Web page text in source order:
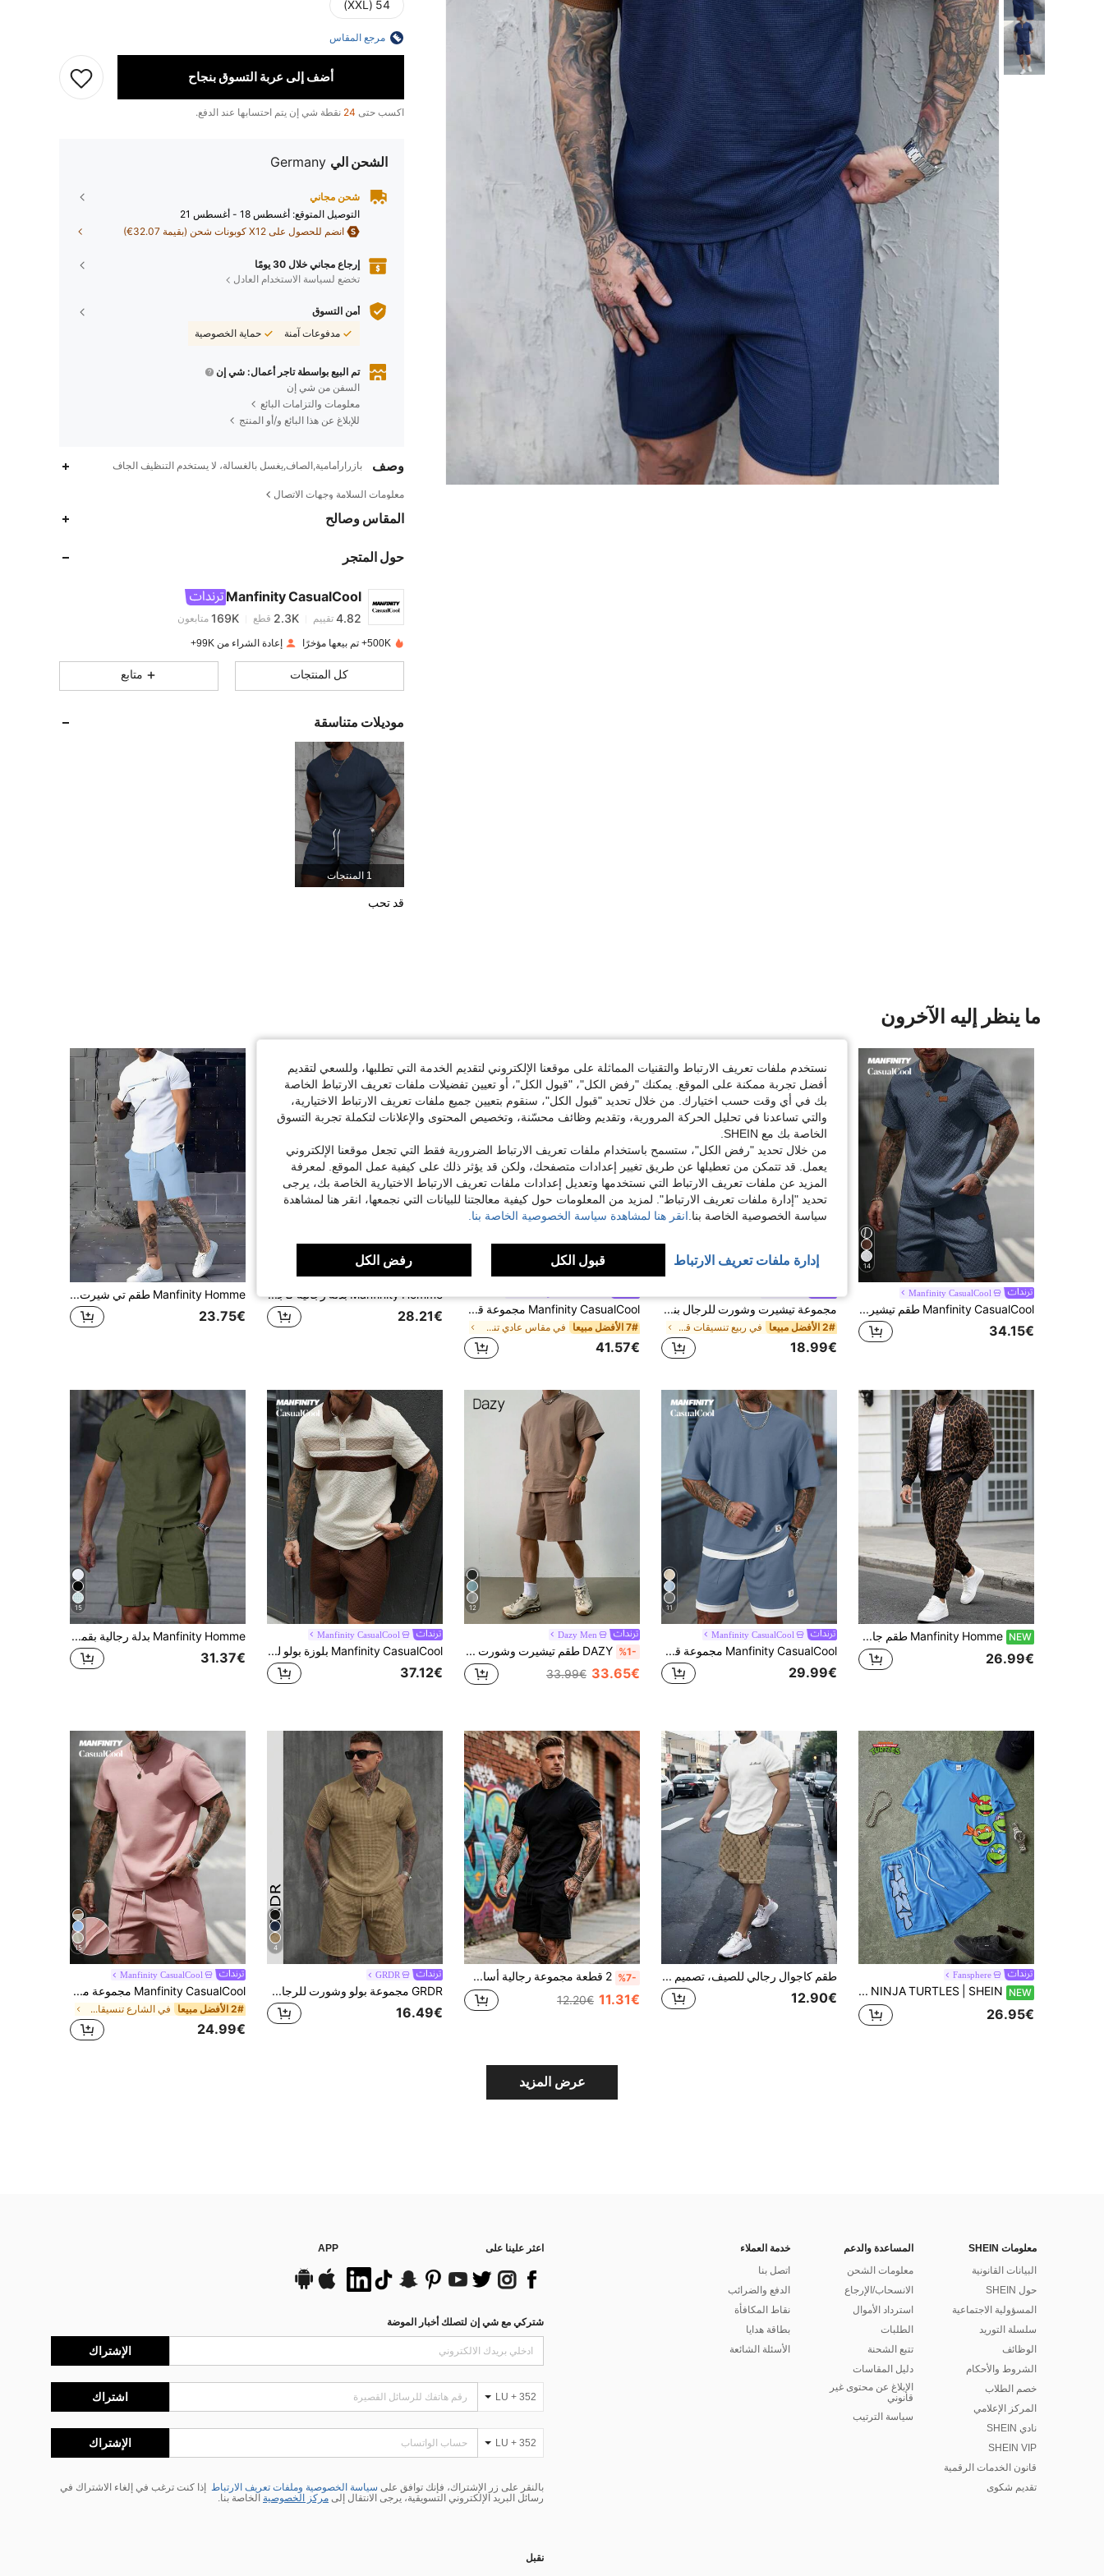
54 (XXL)
مرجع المقاس
أضف إلى عربة التسوق بنجاح
اكسب حتى 24 نقطة شي إن يتم احتسابها عند الدفع.
الشحن الي Germany
شحن مجاني
التوصيل المتوقع: أغسطس 18 - أغسطس 21
انضم للحصول على X12 كوبونات شحن (بقيمة 32.07€)
إرجاع مجاني خلال 30 يومًا
تخضع لسياسة الاستخدام العادل
أمن التسوق
مدفوعات آمنة
حماية الخصوصية
تم البيع بواسطة تاجر أعمال: شي إن
السفن من شي إن
معلومات والتزامات البائع
للإبلاغ عن هذا البائع و/أو المنتج
وصف بازرارأمامية,الصاف,يغسل بالغسالة، لا يستخدم التنظيف الجاف
معلومات السلامة وجهات الاتصال
المقاس وصالح
حول المتجر
Manfinity CasualCool
4.82
4.82
4.82 تقييم 2.3K قطع 169K متابعون
منذ 1 يوم
4.82
2.3K
169K
4.82
4.82
4.82
2.3K
4.82
2.3K
500K+ تم بيعها مؤخرًا إعادة الشراء من 99K+
كل المنتجات متابع
موديلات متناسقة
1 المنتجات
قد تحب
ما ينظر إليه الآخرون
14
Manfinity CasualCool
Manfinity CasualCool طقم تيشيرت رقبة على شكل حرف V مخطط + شورت بسحاب
34.15€
مجموعة تيشيرت وشورت للرجال بنسيج ماسي، كاجوال مريح للتنقل، بتصميم بسيط
2# الأفضل مبيعا في ربيع تنسيقات قمصان الرجال
18.99€
Manfinity CasualCool مجموعة قميص وشورت كاجوال عطلة صيفية للرجال بطراز إنسباير للربيع/الصيف بتصميم بنقشة الأزهار الزنبق والزهور الشمسية، مثالية لمهرجانات الموسيقى وعطلات الشواطىء الهاواية والاستخدام اليومي. كهدية رائعة للصديق أو الزوج. مجموعة شورت رجالي ، بدلة رجالية قطعتين ، تي شيرت مع بنطلون للرجال ، تي شيرت رجالي جاكارد محبك، موضة مبسطة، مناسب للصيف
7# الأفضل مبيعا في مقاس عادي تنسيقات الرجال
41.57€
Manfinity Homme بدلة رجالية كاجوال قصيرة ذات لون أحادي، ملابس صيفية
28.21€
Manfinity Homme طقم تي شيرت قصير الأكمام بطبعة الحروف والشورت، إطلالة صيفية عادية للرجال
23.75€
NEW Manfinity Homme طقم جاكيت وبنطلون بطبعة نمر للرجال
26.99€
11
Manfinity CasualCool
Manfinity CasualCool مجموعة قميص كم قصير وشورت جيب بألوان متباينة للرجال 2 قطعة، بدلة صيفية فضفاضة للرجال مكونة من قطعتين، مجموعة قصيرة مكونة من قطعتين، مجموعة قصيرة مكونة من قطعتين للرجال، مجموعة مريحة
29.99€
12
Dazy Men
%1- DAZY طقم تيشيرت وشورت صيفي بني ثابت للرجال، ملابس مريحة
33.65€
33.99€
Manfinity CasualCool
Manfinity CasualCool بلوزة بولو لرجال رسمية بخطوط بنية ونسيج ملمس
37.12€
15
Manfinity Homme بدلة رجالية بقميص بولو وشورت باللون الواحد، كاجوال وبسيطة للارتداء اليومي
31.37€
Fansphere
NEW TEENAGE MUTANT NINJA TURTLES | SHEIN طقم كاجوال رجالي تي شيرت بياقة دائرية وأكمام قصيرة وشورت بخصر برباط
26.95€
طقم كاجوال رجالي للصيف، تصميم كلاسيكي فينتاج بطباعة أزهار وحروف، مقترن مع تي شيرت أبيض لمظهر نظيف، نظام الألوان راقي وغير متطفل، أساور ملونة تكمل الأسلوب الشامل، عالي الجودة بطابع هادئ
12.90€
%7- 2 قطعة مجموعة رجالية أساسية بلون أسود أحادي، تي شيرت رقبة دائرية وشورت، مناسبة للجيم والتمارين الرياضية والملابس الرياضية اليومية
11.31€
12.20€
4
GRDR
GRDR مجموعة بولو وشورت للرجال بنسيج الفرنسي، كاجوال مريح وبسيط
16.49€
15
Manfinity CasualCool
Manfinity CasualCool مجموعة من قطعتين من قميص ثقيل تيشرت بأكمام قصيرة وياقة دائرية من قماش بلوفر مريح وشورت بخصر مطاطي قابل للسحب، كاجوال للعطلات والحفلات والخروجات والرياضة والمكتب البسيط، طقم أكمام قصيرة وشورت بطراز ربيعي/صيفي كلاسيكي، بدلة مبيعات رائجة، مناسبة للارتداء الشخصي أو كهدية للأصدقاء والعطلات
2# الأفضل مبيعا في الشارع تنسيقات قمصان الرجال
24.99€
عرض المزيد
معلومات SHEIN
البيانات القانونية
حول SHEIN
المسؤولية الاجتماعية
سلسلة التوريد
الوظائف
الشروط والأحكام
خصم الطلاب
المركز الإعلامي
نادي SHEIN
SHEIN VIP
قانون الخدمات الرقمية
تقديم شكوى
المساعدة والدعم
معلومات الشحن
الانسحاب/الإرجاع
استرداد الأموال
الطلبات
تتبع الشحنة
دليل المقاسات
الإبلاغ عن محتوى غير
قانوني
سياسة الترتيب
خدمة العملاء
اتصل بنا
الدفع والضرائب
نقاط المكافأة
بطاقة هدايا
الأسئلة الشائعة
اعثر علينا على APP
شتركي مع شي إن لتصلك أخبار الموضة
الإشتراك
LU + 352 اشتراك
LU + 352 الإشتراك
بالنقر على زر الإشتراك، فإنك توافق على سياسة الخصوصية وملفات تعريف الارتباط
إذا كنت ترغب في إلغاء الاشتراك في
رسائل البريد الإلكتروني التسويقية، يرجى الانتقال إلى مركز الخصوصية الخاصة بنا.
نقبل
نستخدم ملفات تعريف الارتباط والتقنيات المماثلة على موقعنا الإلكتروني لتقديم الخدمة التي تطلبها، وللسعي لتقديم
أفضل تجربة ممكنة على الموقع. يمكنك "رفض الكل"، "قبول الكل"، أو تعيين تفضيلات ملفات تعريف الارتباط الخاصة
بك في أي وقت حسب اختيارك. من خلال تحديد "قبول الكل"، سنقوم بتعيين جميع ملفات تعريف الارتباط الاختيارية،
والتي تساعدنا في تحليل الحركة المرورية، وتقديم وظائف محسّنة، وتخصيص المحتوى والإعلانات لتكملة تجربة التسوق
الخاصة بك مع SHEIN.
من خلال تحديد "رفض الكل"، ستسمح باستخدام ملفات تعريف الارتباط الضرورية فقط التي تجعل موقعنا الإلكتروني
يعمل. قد تتمكن من تعطيلها عن طريق تغيير إعدادات متصفحك، ولكن قد يؤثر ذلك على كيفية عمل الموقع. لمعرفة
المزيد عن ملفات تعريف الارتباط التي نستخدمها وتعديل إعدادات ملفات تعريف الارتباط الاختيارية الخاصة بك، يرجى
تحديد "إدارة ملفات تعريف الارتباط". لمزيد من المعلومات حول كيفية معالجتنا للبيانات التي نجمعها، انقر هنا لمشاهدة
سياسة الخصوصية الخاصة بنا. انقر هنا لمشاهدة سياسة الخصوصية الخاصة بنا.
إدارة ملفات تعريف الارتباط قبول الكل رفض الكل